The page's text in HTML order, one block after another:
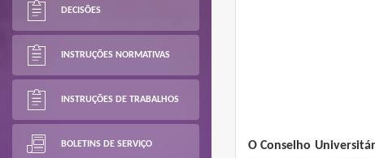
DECISÕES
INSTRUÇÕES NORMATIVAS
INSTRUÇÕES DE TRABALHOS
BOLETINS DE SERVIÇO O Conselho